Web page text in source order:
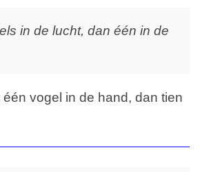
in de lucht, dan één in de
vogel in de hand, dan tien